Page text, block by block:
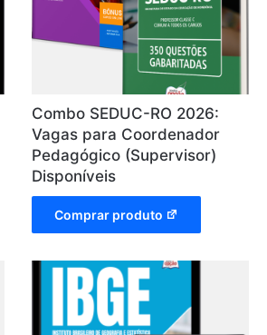
Combo SEDUC-RO 2026:
Vagas para Coordenador
Pedagógico (Supervisor)
Disponíveis
Comprar produto